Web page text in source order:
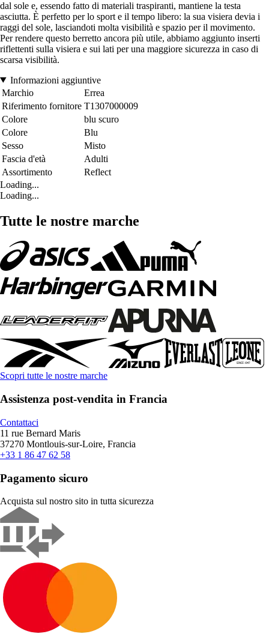
dal sole e, essendo fatto di materiali traspiranti, mantiene la testa
asciutta. È perfetto per lo sport e il tempo libero: la sua visiera devia i
raggi del sole, lasciandoti molta visibilità e spazio per il movimento.
Per rendere questo berretto ancora più utile, abbiamo aggiunto inserti
riflettenti sulla visiera e sui lati per una maggiore sicurezza in caso di
scarsa visibilità.
Informazioni aggiuntive
Marchio
Errea
Riferimento fornitore T1307000009
Colore
blu scuro
Colore
Blu
Sesso
Misto
Fascia d'età
Adulti
Assortimento
Reflect
Loading...
Loading...
Tutte le nostre marche
Scopri tutte le nostre marche
Assistenza post-vendita in Francia
Contattaci
11 rue Bernard Maris
37270 Montlouis-sur-Loire, Francia
+33 1 86 47 62 58
Pagamento sicuro
Acquista sul nostro sito in tutta sicurezza